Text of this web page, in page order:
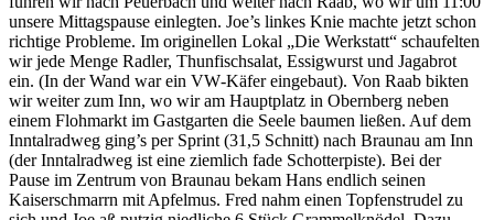
unsere Mittagspause einlegten. Joe’s linkes Knie machte jetzt schon
richtige Probleme. Im originellen Lokal „Die Werkstatt“ schaufelten
wir jede Menge Radler, Thunfischsalat, Essigwurst und Jagabrot
ein. (In der Wand war ein VW‐Käfer eingebaut). Von Raab bikten
wir weiter zum Inn, wo wir am Hauptplatz in Obernberg neben
einem Flohmarkt im Gastgarten die Seele baumen ließen. Auf dem
Inntalradweg ging’s per Sprint (31,5 Schnitt) nach Braunau am Inn
(der Inntalradweg ist eine ziemlich fade Schotterpiste). Bei der
Pause im Zentrum von Braunau bekam Hans endlich seinen
Kaiserschmarrn mit Apfelmus. Fred nahm einen Topfenstrudel zu